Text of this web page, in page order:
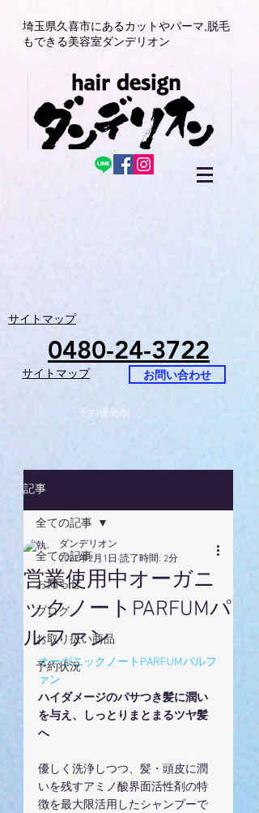
埼玉県久喜市にあるカットやパーマ, 脱毛
もできる美容室ダンデリオン
サイトマップ
0480-24-3722
サイトマップ お問い合わせ
予約優先制
記事
全ての記事
お知らせ
ブログ
お取り扱い商品
予約状況
全ての記事
営業使用中オーガニ
ックノートPARFUMパ
ルファン
ダンデリオン
2022年2月1日 読了時間: 2分
オーガニックノートPARFUMパルフ
ァン
ハイダメージのパサつき髪に潤い
を与え、しっとりまとまるツヤ髪
へ
優しく洗浄しつつ、髪・頭皮に潤
いを残すアミノ酸界面活性剤の特
徴を最大限活用したシャンプーで